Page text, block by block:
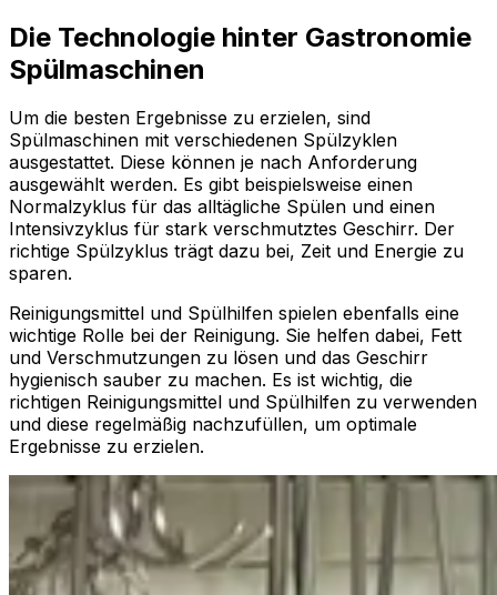
Die Technologie hinter Gastronomie
Spülmaschinen
Um die besten Ergebnisse zu erzielen, sind
Spülmaschinen mit verschiedenen Spülzyklen
ausgestattet. Diese können je nach Anforderung
ausgewählt werden. Es gibt beispielsweise einen
Normalzyklus für das alltägliche Spülen und einen
Intensivzyklus für stark verschmutztes Geschirr. Der
richtige Spülzyklus trägt dazu bei, Zeit und Energie zu
sparen.
Reinigungsmittel und Spülhilfen spielen ebenfalls eine
wichtige Rolle bei der Reinigung. Sie helfen dabei, Fett
und Verschmutzungen zu lösen und das Geschirr
hygienisch sauber zu machen. Es ist wichtig, die
richtigen Reinigungsmittel und Spülhilfen zu verwenden
und diese regelmäßig nachzufüllen, um optimale
Ergebnisse zu erzielen.